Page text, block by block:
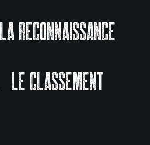
La reconnaissance
Le classement